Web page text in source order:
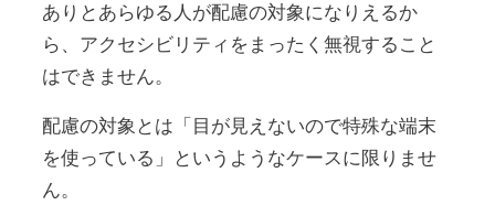
ありとあらゆる人が配慮の対象になりえるか
ら、アクセシビリティをまったく無視すること
はできません。
配慮の対象とは「目が見えないので特殊な端末
を使っている」というようなケースに限りませ
ん。